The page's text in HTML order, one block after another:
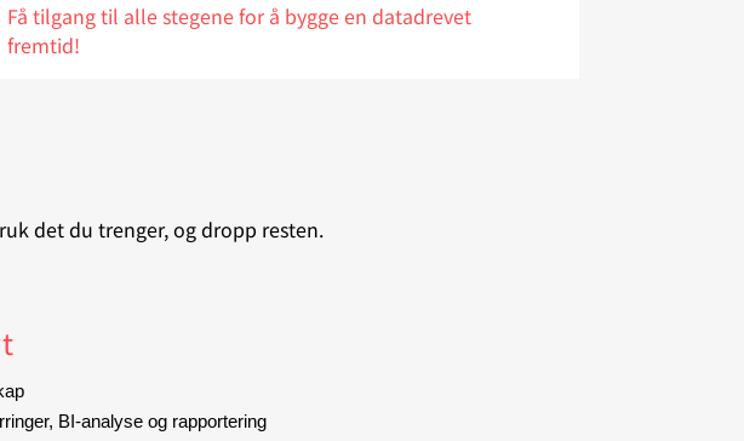
Få tilgang til alle stegene for å bygge en datadrevet
fremtid!
det du trenger, og dropp resten.
BI-analyse og rapportering